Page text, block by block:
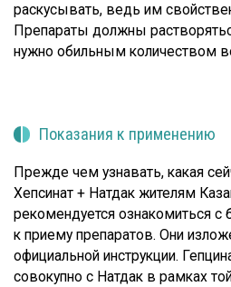
раскусывать, ведь им
Препараты должны
нужно обильным количеством
Показания к применению
Прежде чем узнавать, какая
Хепсинат + Натдак жителям
рекомендуется ознакомиться
к приему препаратов. Они
официальной инструкции.
совокупно с Натдак в рамках